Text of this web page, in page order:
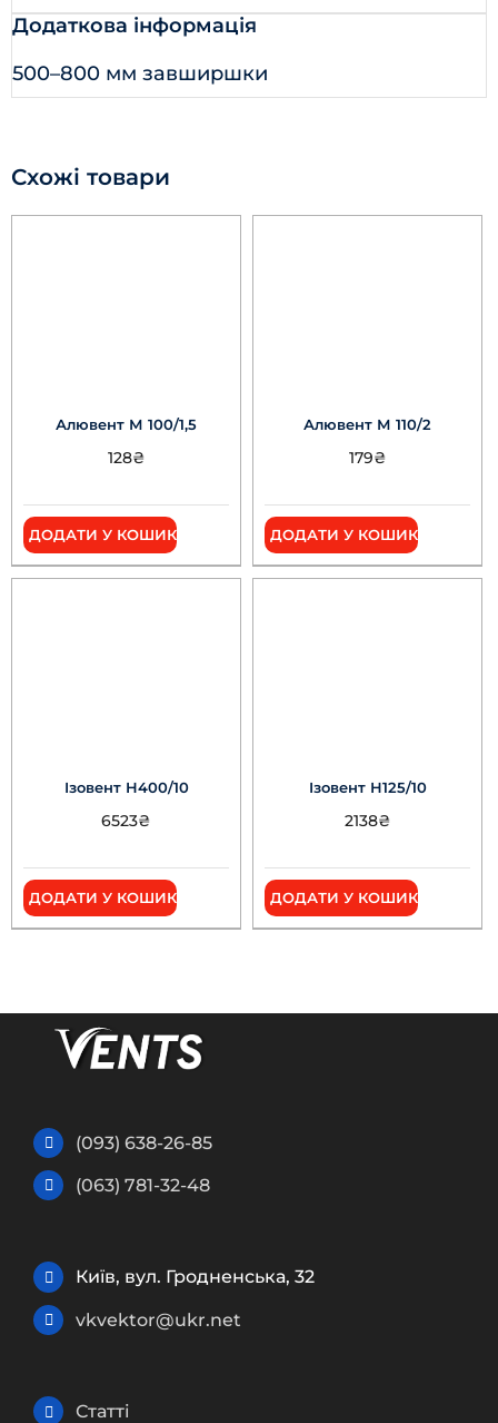
Додаткова інформація
500–800 мм завширшки
Схожі товари
Алювент М 100/1,5
128₴
ДОДАТИ У КОШИК
Алювент М 110/2
179₴
ДОДАТИ У КОШИК
Ізовент Н400/10
6523₴
ДОДАТИ У КОШИК
Ізовент Н125/10
2138₴
ДОДАТИ У КОШИК
(093) 638-26-85
(063) 781-32-48
Київ, вул. Гродненська, 32
vkvektor@ukr.net
Статті